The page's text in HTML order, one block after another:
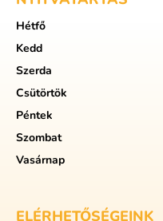
Hétfő
Kedd
Szerda
Csütörtök
Péntek
Szombat
Vasárnap
ELÉRHETŐSÉGEINK